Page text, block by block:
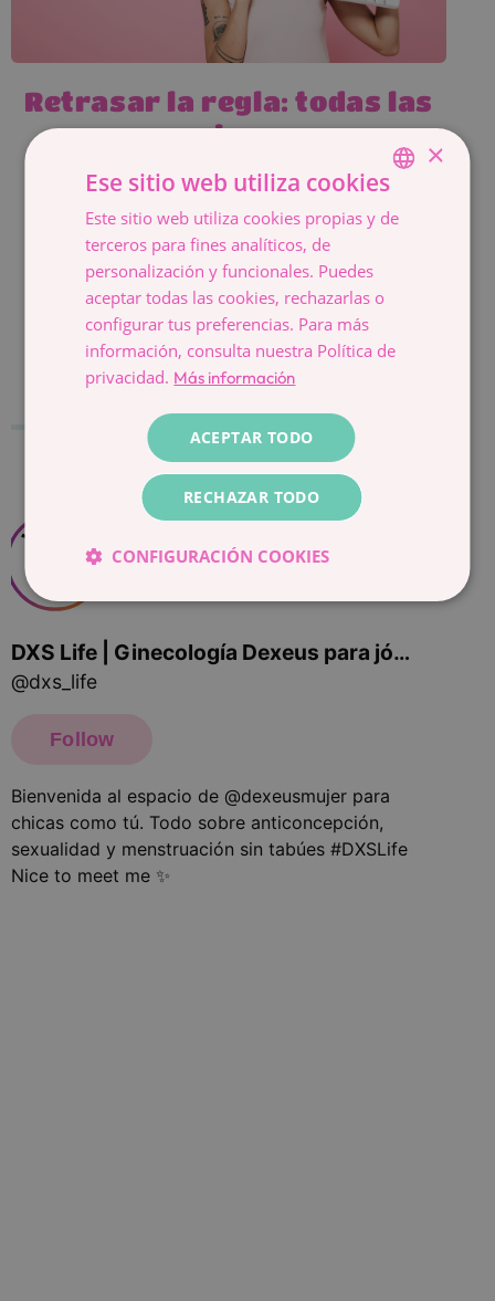
Retrasar la regla: todas las
opciones
Te invitan un finde a la playa o tienes un
regla…
Leer más »
Volver al Blog
SPANISH
×
Ese sitio web utiliza cookies
Este sitio web utiliza cookies propias y de
terceros para fines analíticos, de
personalización y funcionales. Puedes
aceptar todas las cookies, rechazarlas o
configurar tus preferencias. Para más
información, consulta nuestra Política de
privacidad. Más información
ACEPTAR TODO
RECHAZAR TODO
CONFIGURACIÓN COOKIES